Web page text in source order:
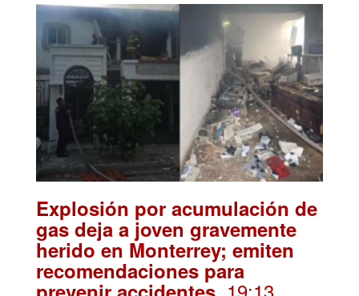
Explosión por acumulación de
gas deja a joven gravemente
herido en Monterrey; emiten
recomendaciones para